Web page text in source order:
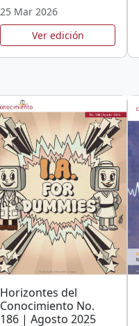
25 Mar 2026
Ver edición
Horizontes del
Conocimiento No.
186 | Agosto 2025